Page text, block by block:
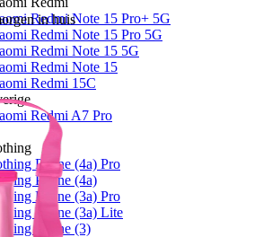
Redmi Note 15 Pro+ 5G
Redmi Note 15 Pro 5G
Redmi Note 15 5G
Redmi Note 15
Redmi 15C
Redmi A7 Pro
Phone (4a) Pro
Phone (4a)
Phone (3a) Pro
Phone (3a) Lite
Phone (3)
in huis